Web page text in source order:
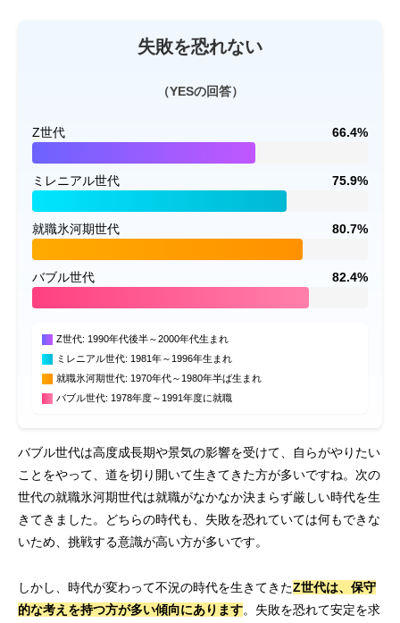
失敗を恐れない
（YESの回答）
Z世代 66.4%
ミレニアル世代 75.9%
就職氷河期世代 80.7%
バブル世代 82.4%
Z世代: 1990年代後半～2000年代生まれ
ミレニアル世代: 1981年～1996年生まれ
就職氷河期世代: 1970年代～1980年半ば生まれ
バブル世代: 1978年度～1991年度に就職
バブル世代は高度成長期や景気の影響を受けて、自らがやりたい
ことをやって、道を切り開いて生きてきた方が多いですね。次の
世代の就職氷河期世代は就職がなかなか決まらず厳しい時代を生
きてきました。どちらの時代も、失敗を恐れていては何もできな
いため、挑戦する意識が高い方が多いです。
しかし、時代が変わって不況の時代を生きてきたZ世代は、保守
的な考えを持つ方が多い傾向にあります。失敗を恐れて安定を求